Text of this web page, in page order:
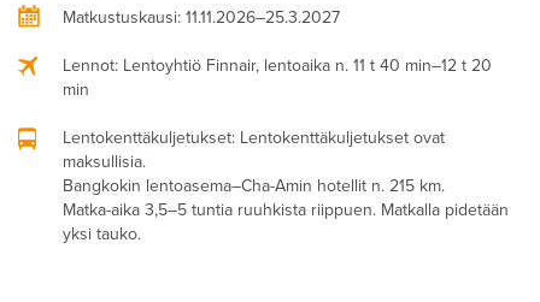
Matkustuskausi: 11.11.2026–25.3.2027
Lennot: Lentoyhtiö Finnair, lentoaika n. 11 t 40 min–12 t 20
min
Lentokenttäkuljetukset: Lentokenttäkuljetukset ovat
maksullisia.
Bangkokin lentoasema–Cha-Amin hotellit n. 215 km.
Matka-aika 3,5–5 tuntia ruuhkista riippuen. Matkalla pidetään
yksi tauko.